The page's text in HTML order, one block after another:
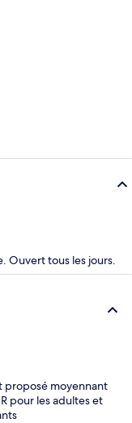
Ouvert tous les jours.
proposé moyennant
pour les adultes et